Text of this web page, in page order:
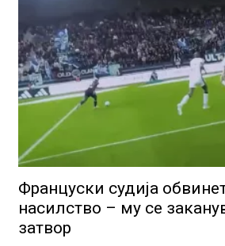
Француски судија
насилство – му се
затвор